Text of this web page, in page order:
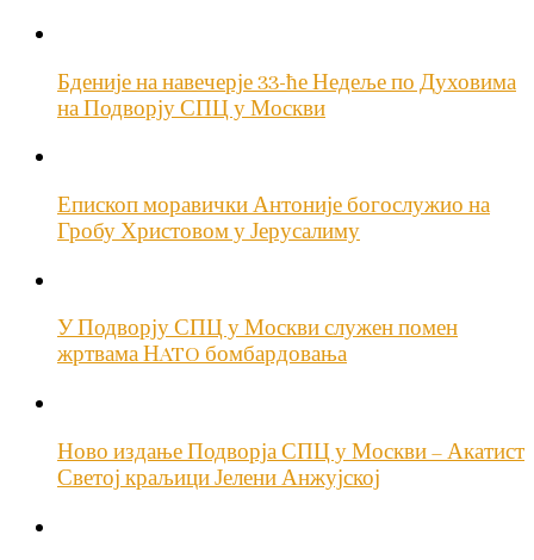
Бденије на навечерје 33-ће Недеље по Духовима
на Подворју СПЦ у Москви
Епископ моравички Антоније богослужио на
Гробу Христовом у Јерусалиму
У Подворју СПЦ у Москви служен помен
жртвама НATO бомбардовања
Ново издање Подворја СПЦ у Москви – Акатист
Светој краљици Јелени Анжујској